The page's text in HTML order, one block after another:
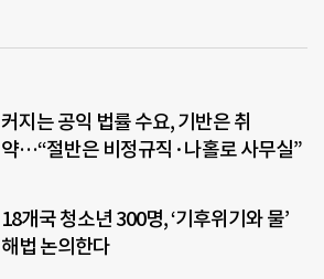
커지는 공익 법률 수요, 기반은 취
약…“절반은 비정규직·나홀로 사무실”
18개국 청소년 300명, ‘기후위기와 물’
해법 논의한다